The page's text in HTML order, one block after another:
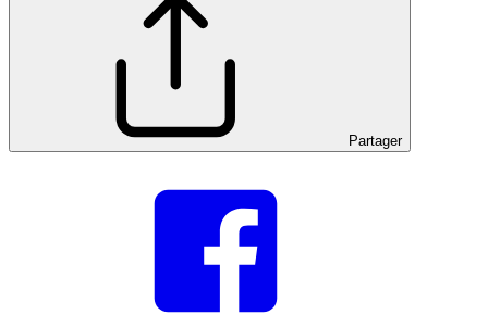
Partager